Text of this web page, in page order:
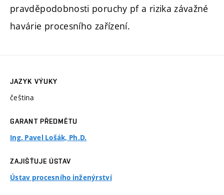
pravděpodobnosti poruchy pf a rizika závažné
havárie procesního zařízení.
JAZYK VÝUKY
čeština
GARANT PŘEDMĚTU
Ing. Pavel Lošák, Ph.D.
ZAJIŠŤUJE ÚSTAV
Ústav procesního inženýrství